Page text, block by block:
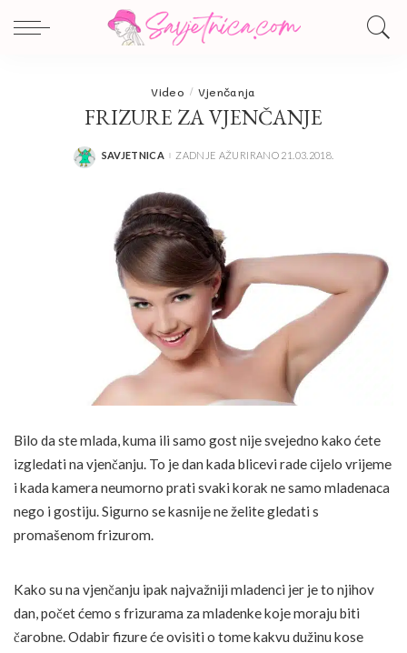
Video Vjenčanja
FRIZURE ZA VJENČANJE
POSTED
SAVJETNICA ZADNJE AŽURIRANO 21.03.2018.
Bilo da ste mlada, kuma ili samo gost nije svejedno kako ćete
izgledati na vjenčanju. To je dan kada blicevi rade cijelo vrijeme
i kada kamera neumorno prati svaki korak ne samo mladenaca
nego i gostiju. Sigurno se kasnije ne želite gledati s
promašenom frizurom.
Kako su na vjenčanju ipak najvažniji mladenci jer je to njihov
dan, počet ćemo s frizurama za mladenke koje moraju biti
čarobne. Odabir fizure će ovisiti o tome kakvu dužinu kose